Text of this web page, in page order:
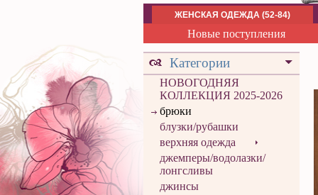
ЖЕНСКАЯ ОДЕЖДА (52-84)
Новые поступления
Категории
НОВОГОДНЯЯ
КОЛЛЕКЦИЯ 2025-2026
брюки
блузки/рубашки
верхняя одежда
джемперы/водолазки/
лонгсливы
джинсы